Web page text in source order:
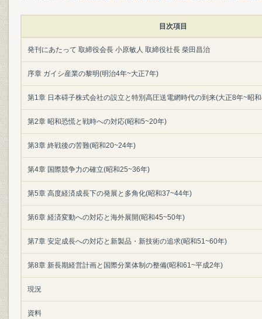
目次項目
発刊にあたって 取締役会長 小原敏人 取締役社長 柴田昌治
序章 ガイシ産業の黎明(明治4年~大正7年)
第1章 日本碍子株式会社の設立と特別高圧送電網時代の到来(大正8年~昭
第2章 昭和恐慌と戦時への対応(昭和5~20年)
第3章 終戦後の苦難(昭和20~24年)
第4章 国際競争力の確立(昭和25~36年)
第5章 高度経済成長下の発展と多角化(昭和37~44年)
第6章 経済変動への対応と海外展開(昭和45~50年)
第7章 安定成長への対応と新製品・新技術の追求(昭和51~60年)
第8章 新長期経営計画と国際分業体制の整備(昭和61~平成2年)
現況
資料